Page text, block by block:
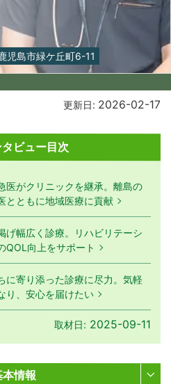
児島市緑ケ丘町6-11
更新日: 2026-02-17
タビュー目次
医がクリニックを継承。離島の
とともに地域医療に貢献
げ幅広く診療。リハビリテーシ
QOL向上をサポート
に寄り添った診療に尽力。気軽
り、安心を届けたい
取材日: 2025-09-11
本情報